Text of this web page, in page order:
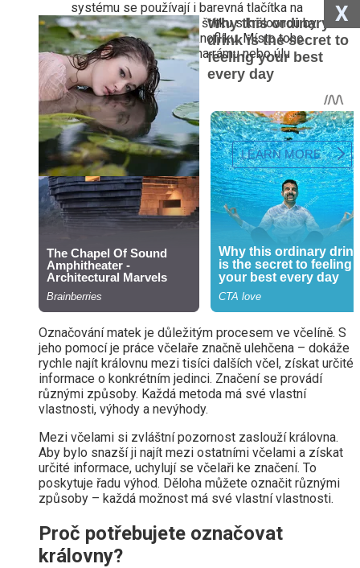
X
systému se používají i barevná tlačítka na
rámky (včelí úly). Barva štítku s královnou by
měla odpovídat barvě knoflíku. Místo toho
můžete udělat značku na rámu nebo úlu
pomocí vhodné barvy.
Označování matek je důležitým procesem ve včelíně. S
jeho pomocí je práce včelaře značně ulehčena – dokáže
rychle najít královnu mezi tisíci dalších včel, získat určité
informace o konkrétním jedinci. Značení se provádí
různými způsoby. Každá metoda má své vlastní
vlastnosti, výhody a nevýhody.
Mezi včelami si zvláštní pozornost zaslouží královna.
Aby bylo snazší ji najít mezi ostatními včelami a získat
určité informace, uchylují se včelaři ke značení. To
poskytuje řadu výhod. Děloha můžete označit různými
způsoby – každá možnost má své vlastní vlastnosti.
Proč potřebujete označovat
královny?